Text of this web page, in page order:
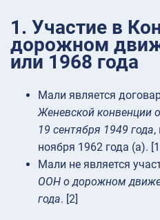
1. Участие в
дорожном
или 1968 года
Мали является
Женевской конвенции
19 сентября 1949 года,
ноября 1962 года (a).
Мали не является
ООН о дорожном
года. [2]